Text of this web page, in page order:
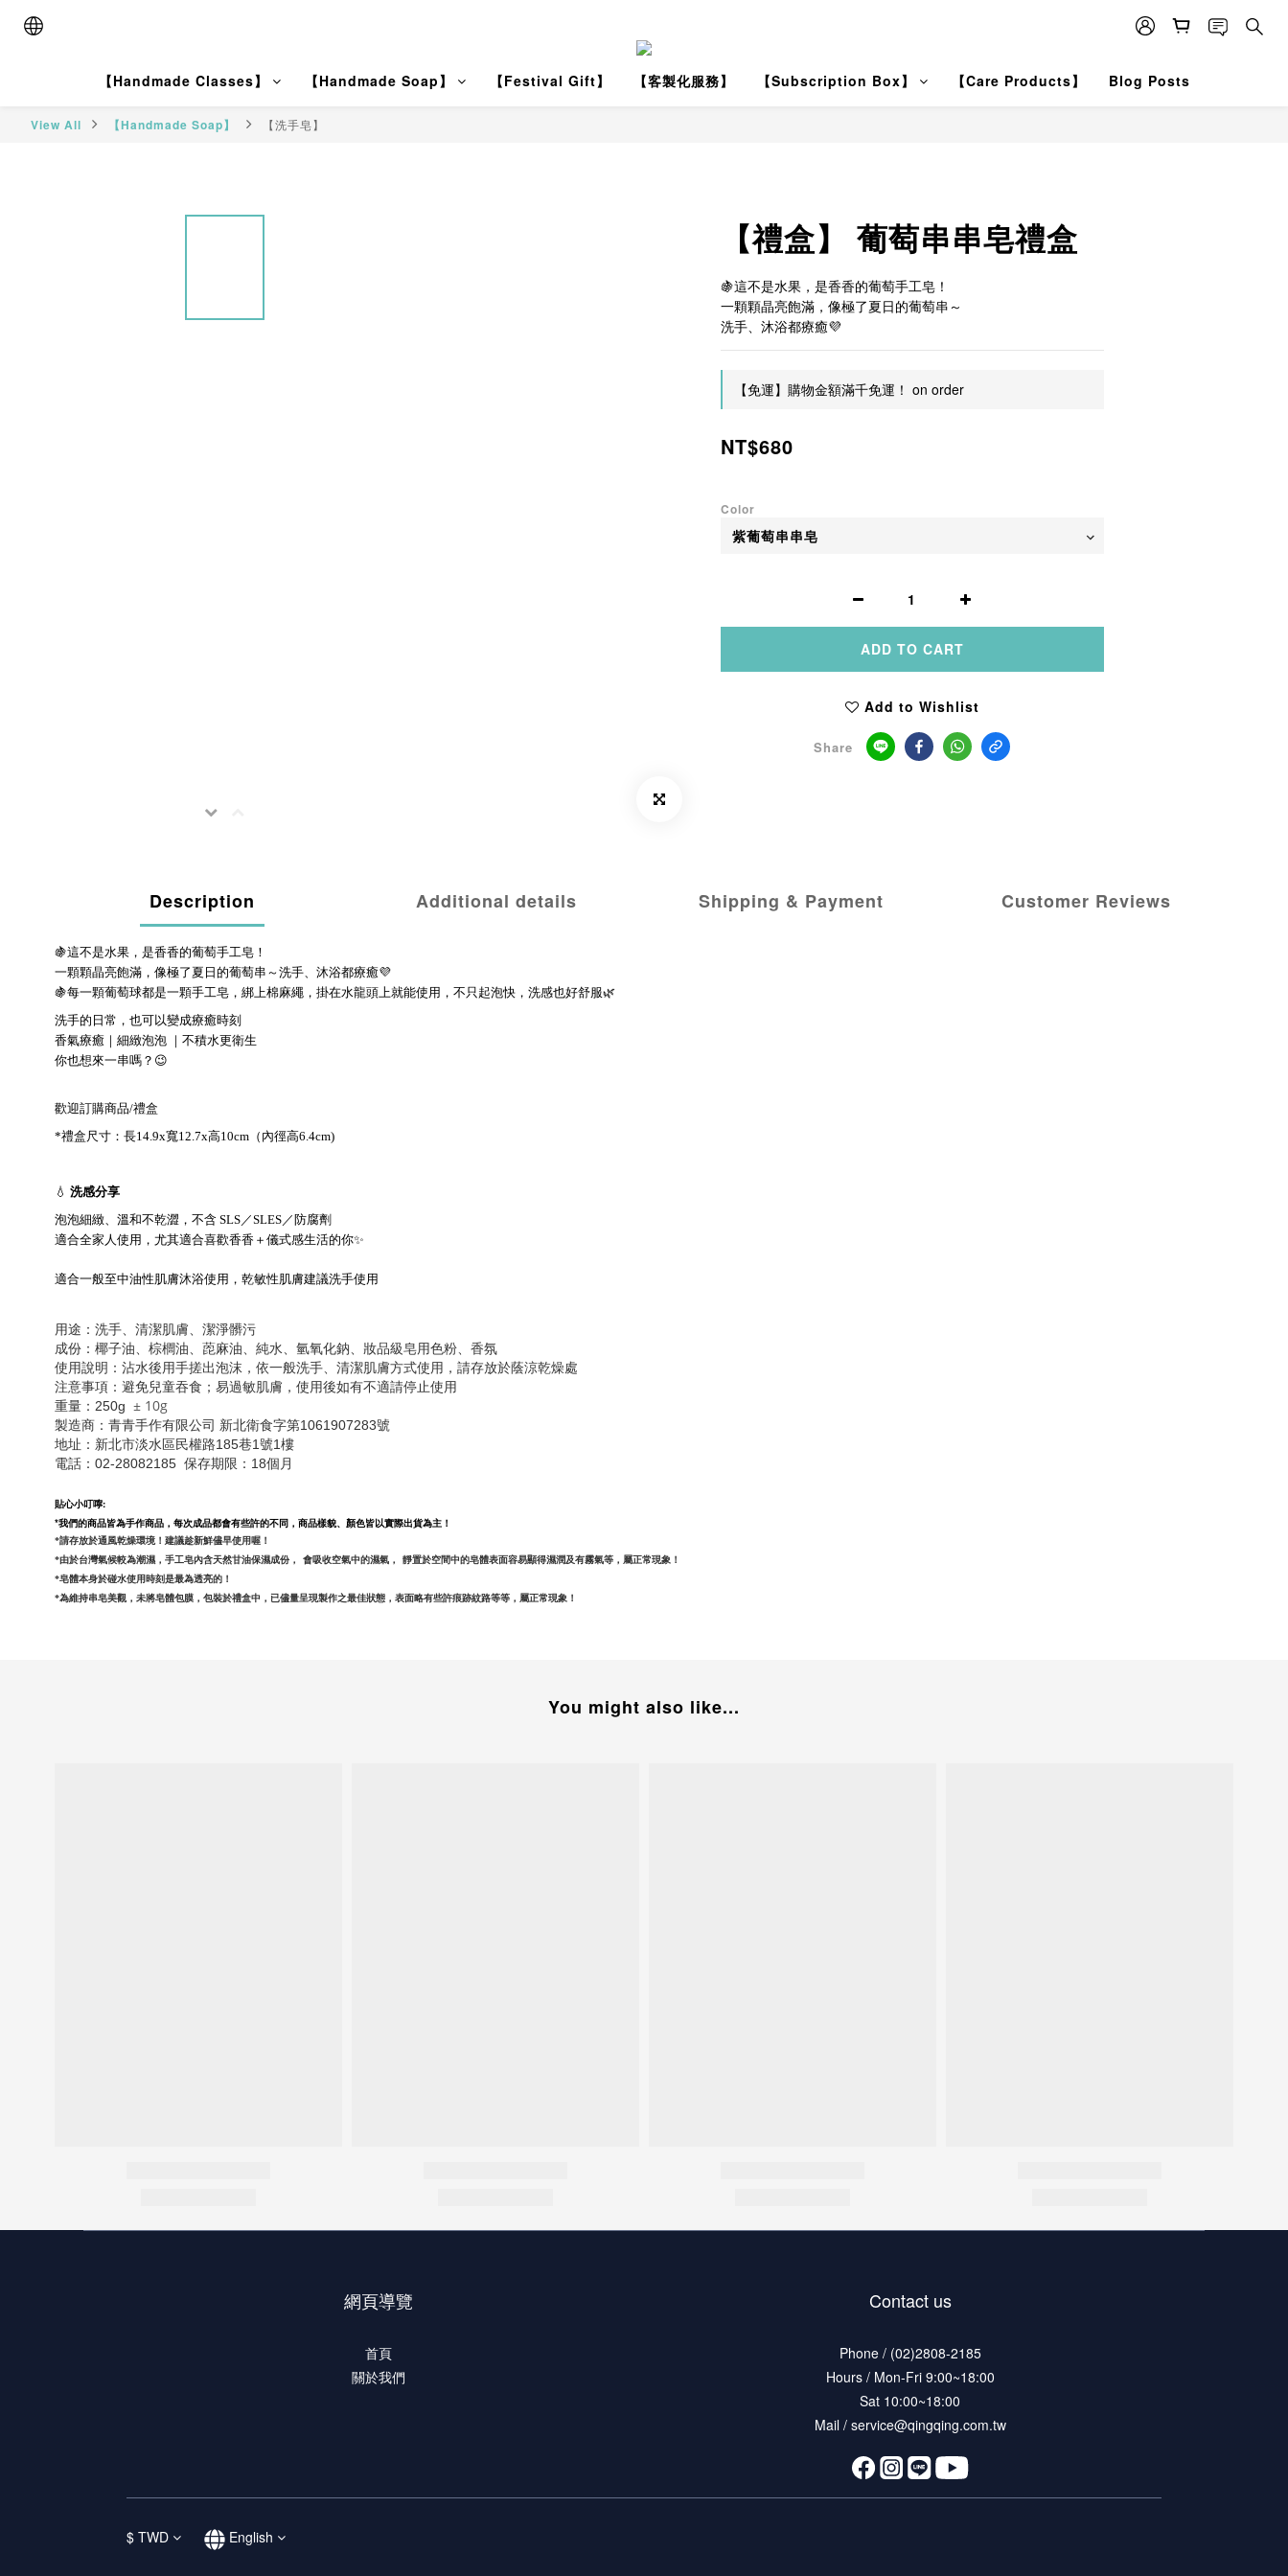
【Handmade Classes】 【Handmade Soap】 【Festival Gift】 【客製化服務】 【Subscription Box】 【Care Products】 Blog Posts
View All 【Handmade Soap】 【洗手皂】
【禮盒】 葡萄串串皂禮盒
🍇這不是水果，是香香的葡萄手工皂！
一顆顆晶亮飽滿，像極了夏日的葡萄串～
洗手、沐浴都療癒💜
【免運】購物金額滿千免運！ on order
NT$680
Color
ADD TO CART
Add to Wishlist
Share
Description Additional details Shipping & Payment Customer Reviews
🍇這不是水果，是香香的葡萄手工皂！
一顆顆晶亮飽滿，像極了夏日的葡萄串～洗手、沐浴都療癒💜
🍇每一顆葡萄球都是一顆手工皂，綁上棉麻繩，掛在水龍頭上就能使用，不只起泡快，洗感也好舒服🌿
洗手的日常，也可以變成療癒時刻
香氣療癒｜細緻泡泡 ｜不積水更衛生
你也想來一串嗎？😉
歡迎訂購商品/禮盒
*禮盒尺寸：長14.9x寬12.7x高10cm（內徑高6.4cm)
💧 洗感分享
泡泡細緻、溫和不乾澀，不含 SLS／SLES／防腐劑
適合全家人使用，尤其適合喜歡香香＋儀式感生活的你✨
適合一般至中油性肌膚沐浴使用，乾敏性肌膚建議洗手使用
用途：洗手、清潔肌膚、潔淨髒污
成份：椰子油、棕櫚油、萞麻油、純水、氫氧化鈉、妝品級皂用色粉、香氛
使用說明：沾水後用手搓出泡沫，依一般洗手、清潔肌膚方式使用，請存放於蔭涼乾燥處
注意事項：避免兒童吞食；易過敏肌膚，使用後如有不適請停止使用
重量：250g ± 10g
製造商：青青手作有限公司 新北衛食字第1061907283號
地址：新北市淡水區民權路185巷1號1樓
電話：02-28082185 保存期限：18個月
貼心小叮嚀:
*我們的商品皆為手作商品，每次成品都會有些許的不同，商品樣貌、顏色皆以實際出貨為主！
*請存放於通風乾燥環境！建議趁新鮮儘早使用喔！
*由於台灣氣候較為潮濕，手工皂內含天然甘油保濕成份，
會吸收空氣中的濕氣，
靜置於空間中的皂體表面容易顯得濕潤及有霧氣等，屬正常現象！
*皂體本身於碰水使用時刻是最為透亮的！
*為維持串皂美觀，未將皂體包膜，包裝於禮盒中， 已儘量呈現製作之最佳狀態，表面略有些許痕跡紋路等等， 屬正常現象！
You might also like...
網頁導覽
首頁
關於我們
Contact us
Phone / (02)2808-2185
Hours / Mon-Fri 9:00~18:00
Sat 10:00~18:00
Mail / service@qingqing.com.tw
$ TWD English